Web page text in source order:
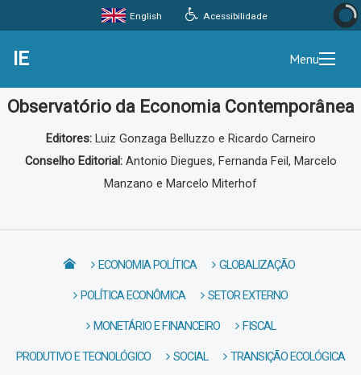
Acessibilidade
English
IE Menu
Observatório da Economia Contemporânea
Editores: Luiz Gonzaga Belluzzo e Ricardo Carneiro
Conselho Editorial: Antonio Diegues, Fernanda Feil, Marcelo
Manzano e Marcelo Miterhof
ECONOMIA POLÍTICA GLOBALIZAÇÃO
POLÍTICA ECONÔMICA SETOR EXTERNO
MONETÁRIO E FINANCEIRO FISCAL
PRODUTIVO E TECNOLÓGICO SOCIAL TRANSIÇÃO ECOLÓGICA